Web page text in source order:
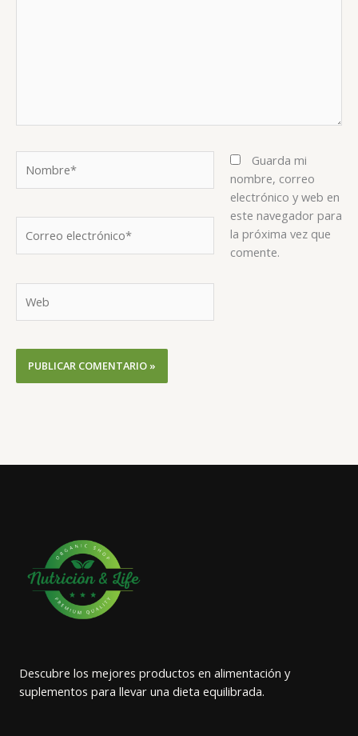
electrónico*
Guarda mi
nombre, correo
electrónico y web en
este navegador para
la próxima vez que
comente.
Descubre los mejores productos en alimentación y
suplementos para llevar una dieta equilibrada.